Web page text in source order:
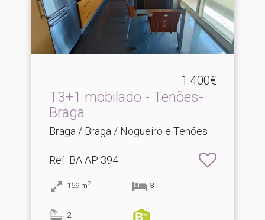
1.400€
T3+1 mobilado - Tenões-
Braga
Braga / Braga / Nogueiró e Tenões
Ref: BA AP 394
169 m2 3
2